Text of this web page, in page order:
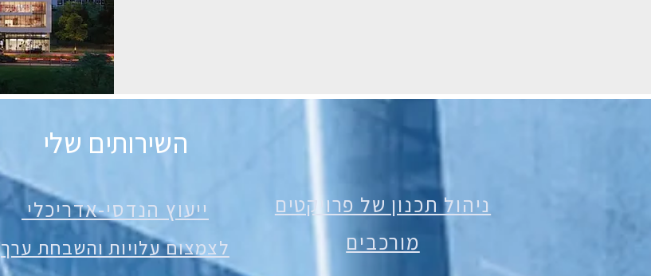
השירותים שלי
ייעוץ הנדסי-אדריכלי
לצמצום עלויות והשבחת ערך
ניהול תכנון של פרויקטים
מורכבים